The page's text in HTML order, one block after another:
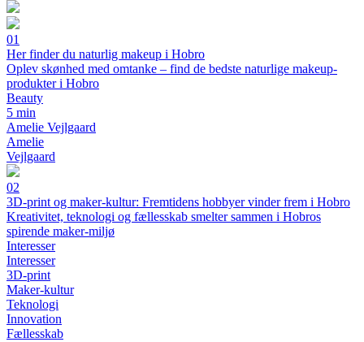
01
Her finder du naturlig makeup i Hobro
Oplev skønhed med omtanke – find de bedste naturlige makeup-
produkter i Hobro
Beauty
5 min
Amelie Vejlgaard
Amelie
Vejlgaard
02
3D-print og maker-kultur: Fremtidens hobbyer vinder frem i Hobro
Kreativitet, teknologi og fællesskab smelter sammen i Hobros
spirende maker-miljø
Interesser
Interesser
3D-print
Maker-kultur
Teknologi
Innovation
Fællesskab